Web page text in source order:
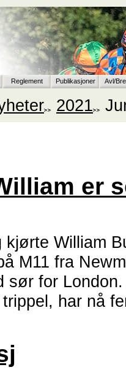
Reglement Publikasjoner Avl/
2021
er
kjørte William
M11 fra
sør for
har nå